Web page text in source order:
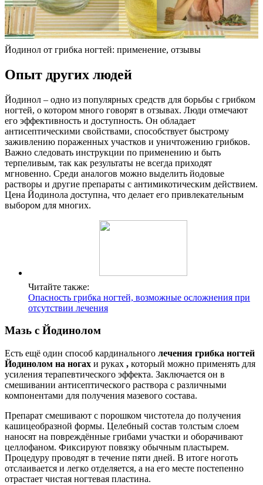
Йодинол от грибка ногтей: применение, отзывы
Опыт других людей
Йодинол – одно из популярных средств для борьбы с грибком
ногтей, о котором много говорят в отзывах. Люди отмечают
его эффективность и доступность. Он обладает
антисептическими свойствами, способствует быстрому
заживлению пораженных участков и уничтожению грибков.
Важно следовать инструкции по применению и быть
терпеливым, так как результаты не всегда приходят
мгновенно. Среди аналогов можно выделить йодовые
растворы и другие препараты с антимикотическим действием.
Цена Йодинола доступна, что делает его привлекательным
выбором для многих.
Читайте также:
Опасность грибка ногтей, возможные осложнения при
отсутствии лечения
Мазь с Йодинолом
Есть ещё один способ кардинального лечения грибка ногтей
Йодинолом на ногах и руках , который можно применять для
усиления терапевтического эффекта. Заключается он в
смешивании антисептического раствора с различными
компонентами для получения мазевого состава.
Препарат смешивают с порошком чистотела до получения
кашицеобразной формы. Целебный состав толстым слоем
наносят на повреждённые грибами участки и оборачивают
целлофаном. Фиксируют повязку обычным пластырем.
Процедуру проводят в течение пяти дней. В итоге ноготь
отслаивается и легко отделяется, а на его месте постепенно
отрастает чистая ногтевая пластина.